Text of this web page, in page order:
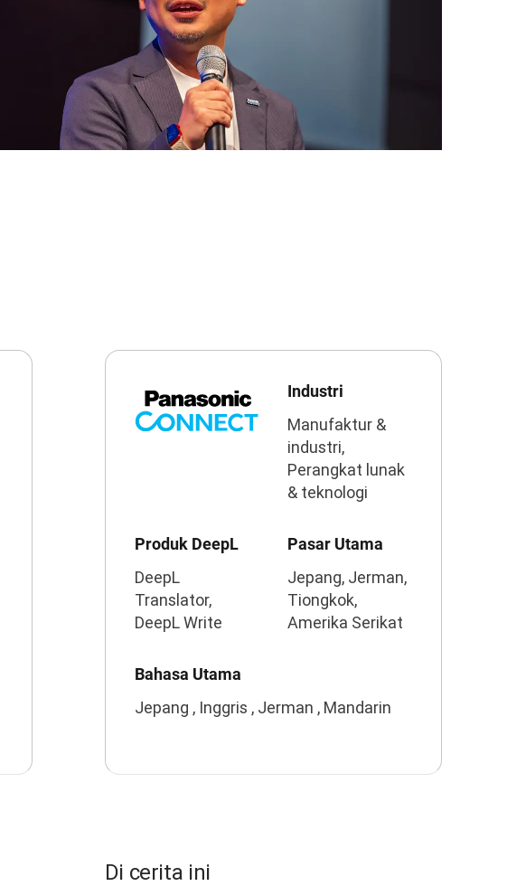
Industri
Manufaktur &
industri,
Perangkat lunak
& teknologi
Produk DeepL
DeepL
Translator,
DeepL Write
Pasar Utama
Jepang, Jerman,
Tiongkok,
Amerika Serikat
Bahasa Utama
Jepang , Inggris , Jerman , Mandarin
Di cerita ini